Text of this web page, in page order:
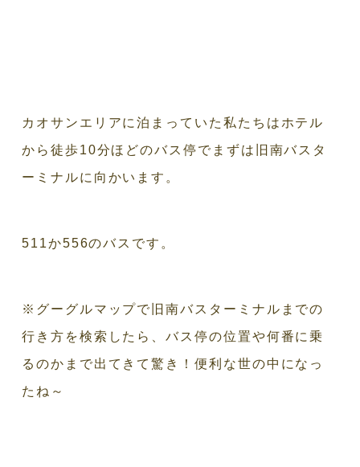
カオサンエリアに泊まっていた私たちはホテル
から徒歩10分ほどのバス停でまずは旧南バスタ
ーミナルに向かいます。
511か556のバスです。
※グーグルマップで旧南バスターミナルまでの
行き方を検索したら、バス停の位置や何番に乗
るのかまで出てきて驚き！便利な世の中になっ
たね～